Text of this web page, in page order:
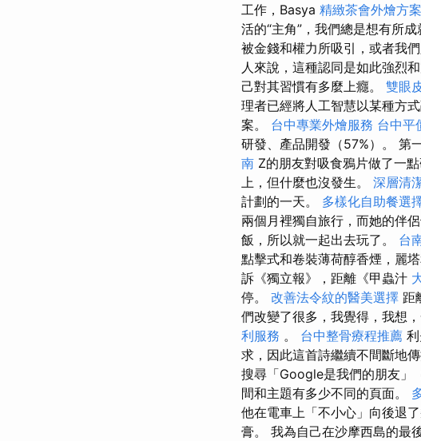
工作，Basya 精緻茶會外燴方案
活的“主角”，我們總是想有所
被金錢和權力所吸引，或者我
人來說，這種認同是如此強烈
己對其習慣有多麼上癮。 雙眼
理者已經將人工智慧以某種方
案。 台中專業外燴服務 台中平
研發、產品開發（57%）。 第
南 Z的朋友對吸食鴉片做了一
上，但什麼也沒發生。 深層清
計劃的一天。 多樣化自助餐選
兩個月裡獨自旅行，而她的伴
飯，所以就一起出去玩了。 台
點擊式和卷裝薄荷醇香煙，麗
訴《獨立報》，距離《甲蟲汁
停。 改善法令紋的醫美選擇 距
們改變了很多，我覺得，我想
利服務 。 台中整骨療程推薦
求，因此這首詩繼續不間斷地
搜尋「Google是我們的朋友」
間和主題有多少不同的頁面。
他在電車上「不小心」向後退
膏。 我為自己在沙摩西島的最